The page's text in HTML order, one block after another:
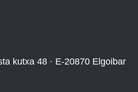
kutxa 48 · E-20870 Elgoibar